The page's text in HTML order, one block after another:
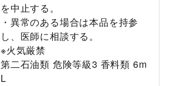
を中止する。
・異常のある場合は本品を持参
し、医師に相談する。
※火気厳禁
第二石油類 危険等級3 香料類 6m
L